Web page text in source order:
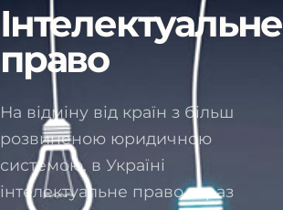
Інтелектуальне
право
На відміну від країн з більш
розвиненою юридичною
системою, в Україні
інтелектуальне право зараз